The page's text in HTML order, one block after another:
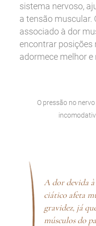
sistema nervoso,
a tensão muscular.
associado à dor
encontrar
adormece melhor
O pressão no
A dor devida
ciático afeta
gravidez, já
músculos do